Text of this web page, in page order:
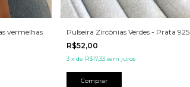
vermelhas
Pulseira Zircônias Verdes - Prata 925
R$52,00
3 xde R$17,33 sem juros